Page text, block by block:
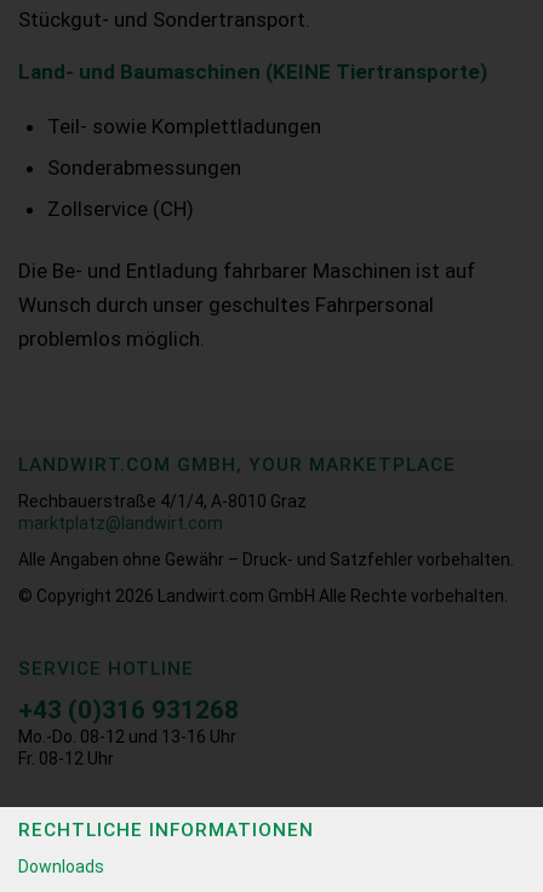
Stückgut- und Sondertransport.
Land- und Baumaschinen (KEINE Tiertransporte)
Teil- sowie Komplettladungen
Sonderabmessungen
Zollservice (CH)
Die Be- und Entladung fahrbarer Maschinen ist auf
Wunsch durch unser geschultes Fahrpersonal
problemlos möglich.
LANDWIRT.COM GMBH, YOUR MARKETPLACE
Rechbauerstraße 4/1/4, A-8010 Graz
marktplatz@landwirt.com
Alle Angaben ohne Gewähr – Druck- und Satzfehler vorbehalten.
© Copyright 2026
Landwirt.com GmbH Alle Rechte vorbehalten.
SERVICE HOTLINE
+43 (0)316 931268
Mo.-Do. 08-12 und 13-16 Uhr
Fr. 08-12 Uhr
RECHTLICHE INFORMATIONEN
Downloads